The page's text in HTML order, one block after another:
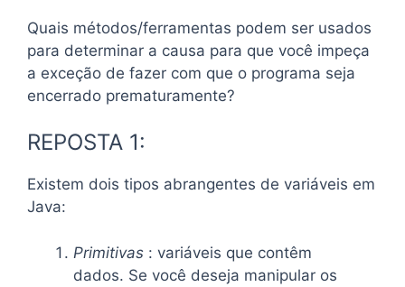
Quais métodos/ferramentas podem ser usados ​​
para determinar a causa para que você impeça
a exceção de fazer com que o programa seja
encerrado prematuramente?
REPOSTA 1:
Existem dois tipos abrangentes de variáveis ​​em
Java:
Primitivas : variáveis ​​que contêm
dados. Se você deseja manipular os